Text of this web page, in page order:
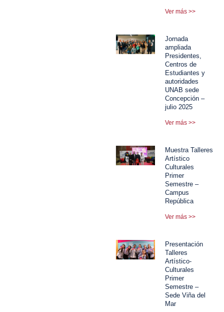
Ver más >>
Jornada
ampliada
Presidentes,
Centros de
Estudiantes y
autoridades
UNAB sede
Concepción –
julio 2025
Ver más >>
Muestra Talleres
Artístico
Culturales
Primer
Semestre –
Campus
República
Ver más >>
Presentación
Talleres
Artístico-
Culturales
Primer
Semestre –
Sede Viña del
Mar